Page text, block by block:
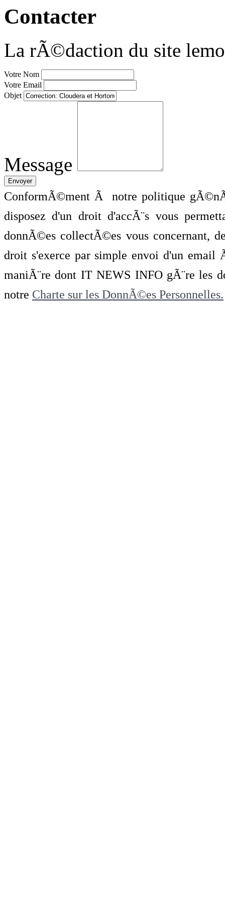
Contacter
La rÃ©daction du site
Votre Nom
Votre Email
Objet
Message
ConformÃ©ment Ã notre politique
disposez d'un droit d'accÃ¨s vous
donnÃ©es collectÃ©es vous concernant,
droit s'exerce par simple envoi d'un
maniÃ¨re dont IT NEWS INFO gÃ¨re les
notre Charte sur les DonnÃ©es Personnelles.